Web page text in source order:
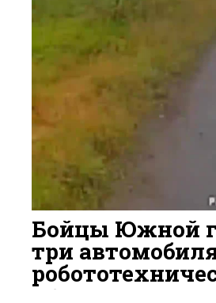
Бойцы Южной
три